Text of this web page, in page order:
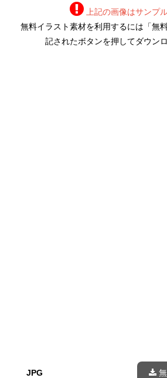
上記の画像はサンプ
無料イラスト素材を利用するには「無
記されたボタンを押してダウン
JPG